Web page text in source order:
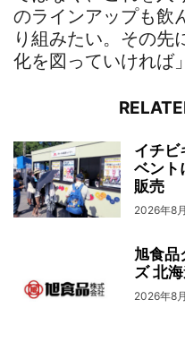
のラインアップも飲
り組みたい。その先
化を図っていければ
イチビ
ベント
販売
2026年8
旭食品
ズ 北
2026年8